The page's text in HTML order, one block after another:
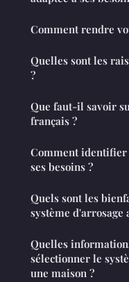
Comment rendre
Quelles sont les
?
Que faut-il savoir
français ?
Comment identifier
ses besoins ?
Quels sont les
système
Quelles
sélectionner le
une maison ?